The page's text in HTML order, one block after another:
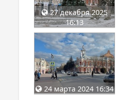
27 декабря 2025
16:13
24 марта 2024 16:34